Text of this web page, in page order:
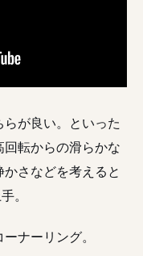
が良い。といった
転からの滑らかな
さなどを考えると
。
ナーリング。